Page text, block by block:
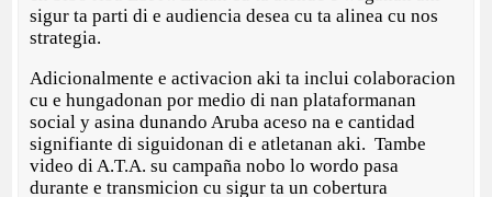
sigur ta parti di e audiencia desea cu ta alinea cu nos
strategia.
Adicionalmente e activacion aki ta inclui colaboracion
cu e hungadonan por medio di nan plataformanan
social y asina dunando Aruba aceso na e cantidad
signifiante di siguidonan di e atletanan aki. Tambe
video di A.T.A. su campaña nobo lo wordo pasa
durante e transmicion cu sigur ta un cobertura